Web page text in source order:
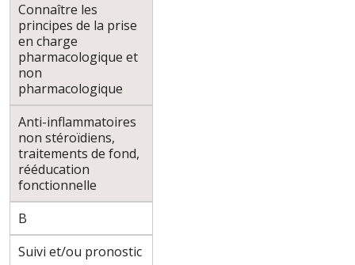
Connaître les
principes de la prise
en charge
pharmacologique et
non
pharmacologique
Anti-inflammatoires
non stéroïdiens,
traitements de fond,
rééducation
fonctionnelle
B
Suivi et/ou pronostic